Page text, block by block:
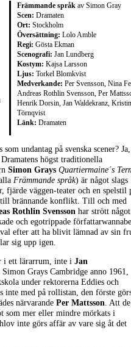
Främmande språk av Simon Gray
Scen: Dramaten
Ort: Stockholm
Översättning: Lolo Amble
Regi: Gösta Ekman
Scenografi: Jan Lundberg
Kostym: Kajsa Larsson
Ljus: Torkel Blomkvist
Medverkande: Per Svensson, Nina
Andreas Rothlin Svensson, Per
Henrik Dorsin, Jan Waldekranz,
Törnqvist
Länk: Dramaten
undantag på svenska scener?
högst traditionella
Simon Grays Quartiermaine´s
Främmande språk) är något slags
fjärde väggen-teater och en spelstil
brännande konflikt. Till och med
Rothlin Svensson har strött något
och egotrippade
efter att ha blivit lämnad av sin
sig upp igen.
i ett lärarrum, inte i Jan
Grays Cambridge anno 1961,
under rektorerna Eddies och
inte med på rollistan, den förste
närvarande Per Mattsson. Att de
som mer eller mindre mörkats i
inte görs affär av vare sig åt det